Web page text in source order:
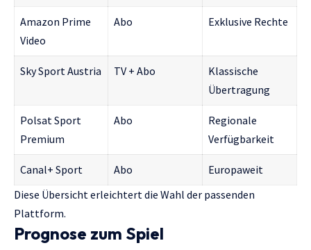
Amazon Prime
Video
Abo Exklusive Rechte
Sky Sport Austria TV + Abo
Klassische
Übertragung
Polsat Sport
Premium
Abo
Regionale
Verfügbarkeit
Canal+ Sport Abo
Europaweit
Diese Übersicht erleichtert die Wahl der passenden
Plattform.
Prognose zum Spiel